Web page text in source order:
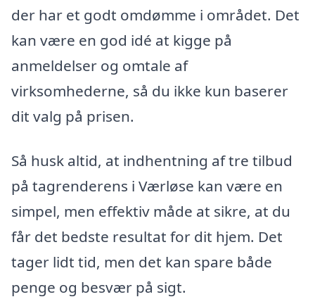
der har et godt omdømme i området. Det
kan være en god idé at kigge på
anmeldelser og omtale af
virksomhederne, så du ikke kun baserer
dit valg på prisen.
Så husk altid, at indhentning af tre tilbud
på tagrenderens i Værløse kan være en
simpel, men effektiv måde at sikre, at du
får det bedste resultat for dit hjem. Det
tager lidt tid, men det kan spare både
penge og besvær på sigt.